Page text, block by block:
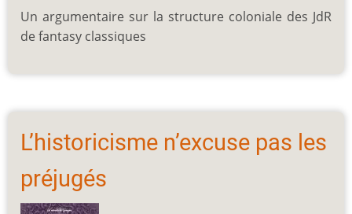
Un argumentaire sur la structure coloniale des JdR
de fantasy classiques
L’historicisme n’excuse pas les
préjugés